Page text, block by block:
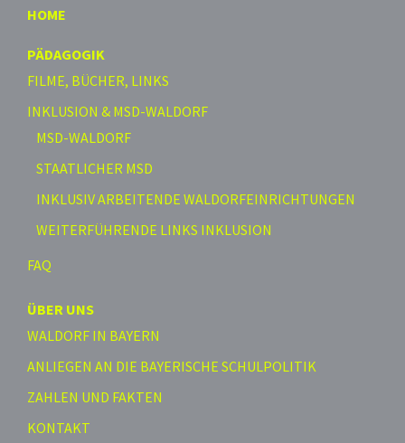
HOME
PÄDAGOGIK
FILME, BÜCHER, LINKS
INKLUSION & MSD-WALDORF
MSD-WALDORF
STAATLICHER MSD
INKLUSIV ARBEITENDE WALDORFEINRICHTUNGEN
WEITERFÜHRENDE LINKS INKLUSION
FAQ
ÜBER UNS
WALDORF IN BAYERN
ANLIEGEN AN DIE BAYERISCHE SCHULPOLITIK
ZAHLEN UND FAKTEN
KONTAKT